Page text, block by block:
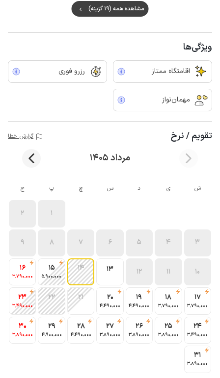
مشاهده همه (19 گزینه)
ویژگی‌ها
اقامتگاه ممتاز رزرو فوری
مهمان‌نواز
تقویم / نرخ گزارش خطا
مرداد 1405
ش ی د س چ پ ج
1
2
3
4
5
6
7
8
9
10
11
12
13
14
15
5٬900٬000
16
3٬790٬000
17
3٬790٬000
18
3٬790٬000
19
4٬490٬000
20
4٬490٬000
21
22
23
3٬490٬000
24
3٬490٬000
25
3٬890٬000
26
3٬890٬000
27
3٬890٬000
28
4٬490٬000
29
4٬900٬000
30
3٬890٬000
31
3٬890٬000